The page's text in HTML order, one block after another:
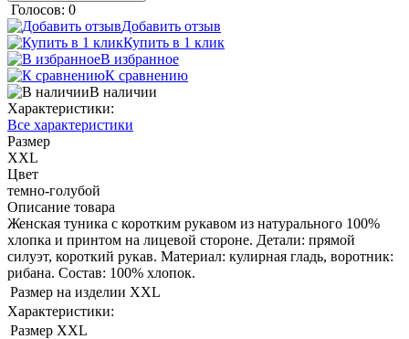
Голосов: 0
Добавить отзыв
Купить в 1 клик
В избранное
К сравнению
В наличии
Характеристики:
Все характеристики
Размер
XXL
Цвет
темно-голубой
Описание товара
Женская туника c коротким рукавом из натурального 100%
хлопка и принтом на лицевой стороне. Детали: прямой
силуэт, короткий рукав. Материал: кулирная гладь, воротник:
рибана. Состав: 100% хлопок.
Размер на изделии XXL
Характеристики:
Размер XXL